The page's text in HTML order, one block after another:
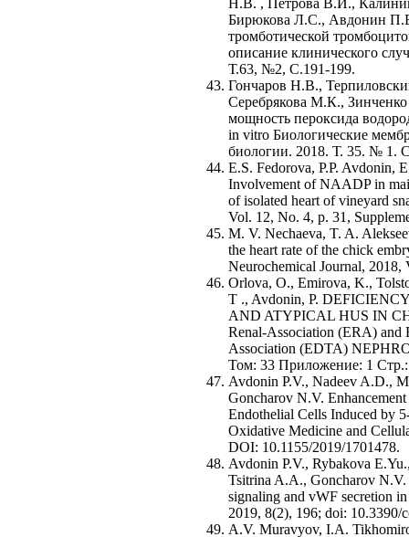
Бирюкова Л.С., Авдонин
тромботической
описание клинического
Т.63, №2, С.191-199.
Гончаров Н.В.,
Серебрякова М.К.,
мощность пероксида
in vitro Биологические
биологии. 2018. Т. 35. № 1.
E.S. Fedorova, P.P. Avdonin,
Involvement of NAADP in
of isolated heart of vineyard
Vol. 12, No. 4, p. 31,
M. V. Nechaeva, T. A.
the heart rate of the chick
Neurochemical Journal,
Orlova, O., Emirova, K.,
T ., Avdonin, P.
AND ATYPICAL HUS IN
Renal-Association (ERA) and
Association (EDTA)
Том: 33 Приложение: 1 Стр.:
Avdonin P.V., Nadeev A.D.,
Goncharov N.V.
Endothelial Cells Induced by
Oxidative Medicine and
DOI: 10.1155/2019/1701478.
Avdonin P.V., Rybakova
Tsitrina A.A., Goncharov
signaling and vWF secretion
2019, 8(2), 196; doi: 10.3390/
A.V. Muravyov, I.A.